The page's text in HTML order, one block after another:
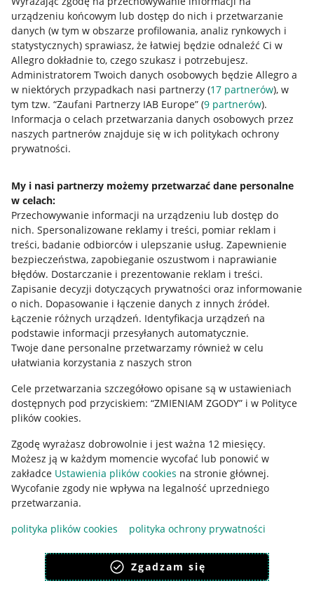
urządzeniu końcowym lub dostęp do nich i przetwarzanie
danych (w tym w obszarze profilowania, analiz rynkowych i
statystycznych) sprawiasz, że łatwiej będzie odnaleźć Ci w
Allegro dokładnie to, czego szukasz i potrzebujesz.
Administratorem Twoich danych osobowych będzie Allegro a
w niektórych przypadkach nasi partnerzy (17 partnerów), w
tym tzw. “Zaufani Partnerzy IAB Europe” (9 partnerów).
Informacja o celach przetwarzania danych osobowych przez
naszych partnerów znajduje się w ich politykach ochrony
prywatności.
My i nasi partnerzy możemy przetwarzać dane personalne
w celach:
Przechowywanie informacji na urządzeniu lub dostęp do
nich. Spersonalizowane reklamy i treści, pomiar reklam i
treści, badanie odbiorców i ulepszanie usług. Zapewnienie
bezpieczeństwa, zapobieganie oszustwom i naprawianie
błędów. Dostarczanie i prezentowanie reklam i treści.
Zapisanie decyzji dotyczących prywatności oraz informowanie
o nich. Dopasowanie i łączenie danych z innych źródeł.
Łączenie różnych urządzeń. Identyfikacja urządzeń na
podstawie informacji przesyłanych automatycznie.
Twoje dane personalne przetwarzamy również w celu
ułatwiania korzystania z naszych stron
Cele przetwarzania szczegółowo opisane są w ustawieniach
dostępnych pod przyciskiem: “ZMIENIAM ZGODY” i w Polityce
plików cookies.
Zgodę wyrażasz dobrowolnie i jest ważna 12 miesięcy.
Możesz ją w każdym momencie wycofać lub ponowić w
zakładce Ustawienia plików cookies na stronie głównej.
Wycofanie zgody nie wpływa na legalność uprzedniego
przetwarzania.
polityka plików cookies
polityka ochrony prywatności
Zgadzam się
Przydatne informacje
Jak to działa
Allegro Gadane dla sprzedających
Allegro Gadane dla kupujących
Mapa miejscowości
Informacje prawne
Regulamin
Polityka plików "cookies"
Ustawienia plików "cookies"
Udostępnianie lokalizacji
Informacje dla Aktu o Usługach Cyfrowych
Pobierz aplikację